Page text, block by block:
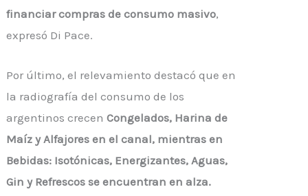
financiar compras de consumo masivo,
expresó Di Pace.
Por último, el relevamiento destacó que en
la radiografía del consumo de los
argentinos crecenCongelados, Harina de
Maíz y Alfajores en el canal, mientras en
Bebidas: Isotónicas, Energizantes, Aguas,
Gin y Refrescos se encuentran en alza.